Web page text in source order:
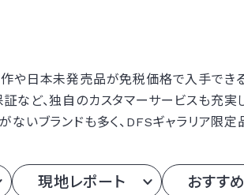
や日本未発売品が免税価格で入手できる
など、独自のカスタマーサービスも充実
ないブランドも多く、DFSギャラリア限定
現地レポート おすす